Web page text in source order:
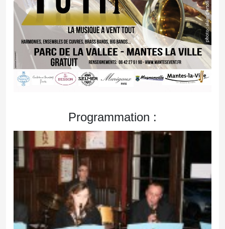
Programmation :